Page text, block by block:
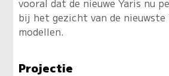
vooral dat de nieuwe Yaris nu
bij het gezicht van de
modellen.
Projectie